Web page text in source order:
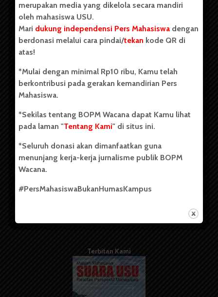
Badan Otonom Pers Mahasiswa (BOPM) Wacana merupakan
pers mahasiswa yang berdiri di luar kampus dan dikelola
secara mandiri oleh mahasiswa Universitas Sumatera Utara
(USU). Sebelumnya BOPM Wacana merupakan salah satu
Unit Kegiatan Mahasiswa (UKM) di Universitas Sumatera
berdiri pada 1 Juli 1995.
Kontribusi
Info Iklan
Pedoman Media Siber
Kode Etik Jurnalistik
Terbitan Kami
merupakan media yang dikelola secara mandiri
oleh mahasiswa USU.
Mari dukung independensi Pers Mahasiswa dengan
berdonasi melalui cara pindai/tekan kode QR di
atas!
*Mulai dengan minimal Rp10 ribu, Kamu telah
berkontribusi pada gerakan kemandirian Pers
Mahasiswa.
*Sekilas tentang BOPM Wacana dapat Kamu lihat
pada laman "Tentang Kami" di situs ini.
*Seluruh donasi akan dimanfaatkan guna
menunjang kerja-kerja jurnalisme publik BOPM
Wacana.
#PersMahasiswaBukanHumasKampus